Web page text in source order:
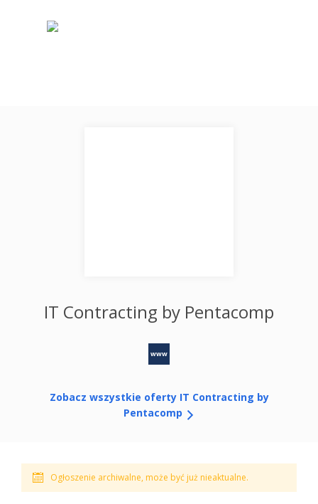
Ogłoszenie archiwalne, może być już nieaktualne.
IT Contracting by Pentacomp
www
Zobacz wszystkie oferty IT Contracting by
Pentacomp